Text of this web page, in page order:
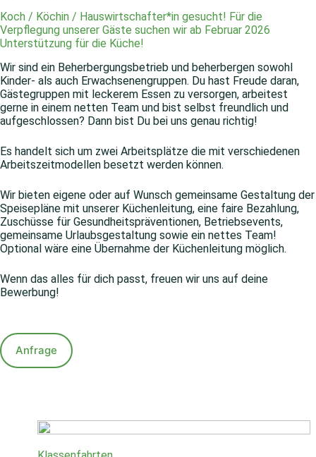
Koch / Köchin / Hauswirtschafter*in gesucht! Für die
Verpflegung unserer Gäste suchen wir ab Februar 2026
Unterstützung für die Küche!
Wir sind ein Beherbergungsbetrieb und beherbergen sowohl
Kinder- als auch Erwachsenengruppen. Du hast Freude daran,
Gästegruppen mit leckerem Essen zu versorgen, arbeitest
gerne in einem netten Team und bist selbst freundlich und
aufgeschlossen? Dann bist Du bei uns genau richtig!
Es handelt sich um zwei Arbeitsplätze die mit verschiedenen
Arbeitszeitmodellen besetzt werden können.
Wir bieten eigene oder auf Wunsch gemeinsame Gestaltung der
Speisepläne mit unserer Küchenleitung, eine faire Bezahlung,
Zuschüsse für Gesundheitspräventionen, Betriebsevents,
gemeinsame Urlaubsgestaltung sowie ein nettes Team!
Optional wäre eine Übernahme der Küchenleitung möglich.
Wenn das alles für dich passt, freuen wir uns auf deine
Bewerbung!
Anfrage